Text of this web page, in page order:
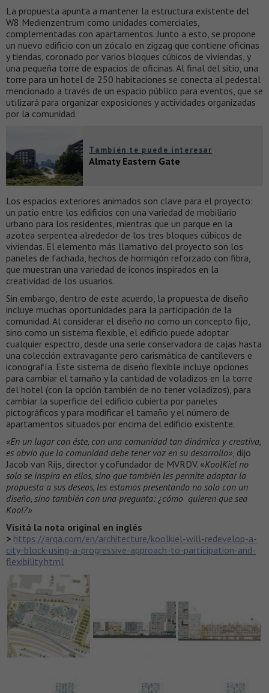
La propuesta apunta a mantener la estructura existente del
W8 Medienzentrum como unidades comerciales,
complementadas con apartamentos. Junto a esto, se propone
un nuevo edificio con un zócalo en zigzag que contiene oficinas
y tiendas, coronado por varios bloques cúbicos de viviendas, y
una pequeña torre de espacios de oficinas. Al final del sitio, una
torre para un hotel de 250 habitaciones se conecta al pedestal
mencionado a través de un espacio público para eventos, que se
utilizará para organizar exposiciones y actividades organizadas
por la comunidad.
También te puede interesar
Almaty Eastern Gate
Los espacios exteriores animados son clave para el proyecto:
un patio entre los edificios con una variedad de mobiliario
urbano para los residentes, mientras que un parque en la
azotea serpentea alrededor de los tres bloques cúbicos de
viviendas. El elemento más llamativo del proyecto son los
paneles de fachada, hechos de hormigón reforzado con fibra,
que muestran una variedad de iconos inspirados en la
creatividad de los usuarios.
Sin embargo, dentro de este acuerdo, la propuesta de diseño
incluye muchas oportunidades para la participación de la
comunidad. Al considerar el diseño no como un concepto fijo,
sino como un sistema flexible, el edificio puede adoptar
cualquier espectro, desde una serie conservadora de cajas hasta
una colección extravagante pero carismática de cantilevers e
iconografía. Este sistema de diseño flexible incluye opciones
para cambiar el tamaño y la cantidad de voladizos en la torre
del hotel (con la opción también de no tener voladizos), para
cambiar la superficie del edificio cubierta por paneles
pictográficos y para modificar el tamaño y el número de
apartamentos situados por encima del edificio existente.
«En un lugar con éste, con una comunidad tan dinámica y creativa,
es obvio que la comunidad debe tener voz en su desarrollo», dijo
Jacob van Rijs, director y cofundador de MVRDV. «KoolKiel no
solo se inspira en ellos, sino que también les permite adaptar la
propuesta a sus deseos, les estamos presentando no solo con un
diseño, sino también con una pregunta: ¿cómo quieren que sea
Kool?»
Visitá la nota original en inglés
> https://arqa.com/en/architecture/koolkiel-will-redevelop-a-
city-block-using-a-progressive-approach-to-participation-and-
flexibility.html